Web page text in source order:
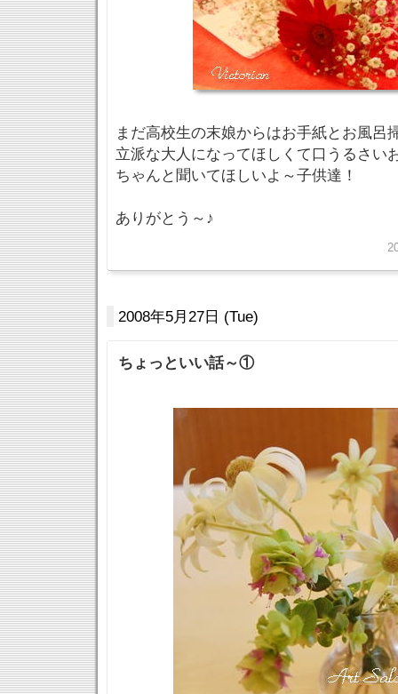
まだ高校生の末娘からはお手紙とお風呂
立派な大人になってほしくて口うるさい
ちゃんと聞いてほしいよ～子供達！
ありがとう～♪
2008年5月27日 (Tue)
ちょっといい話～①